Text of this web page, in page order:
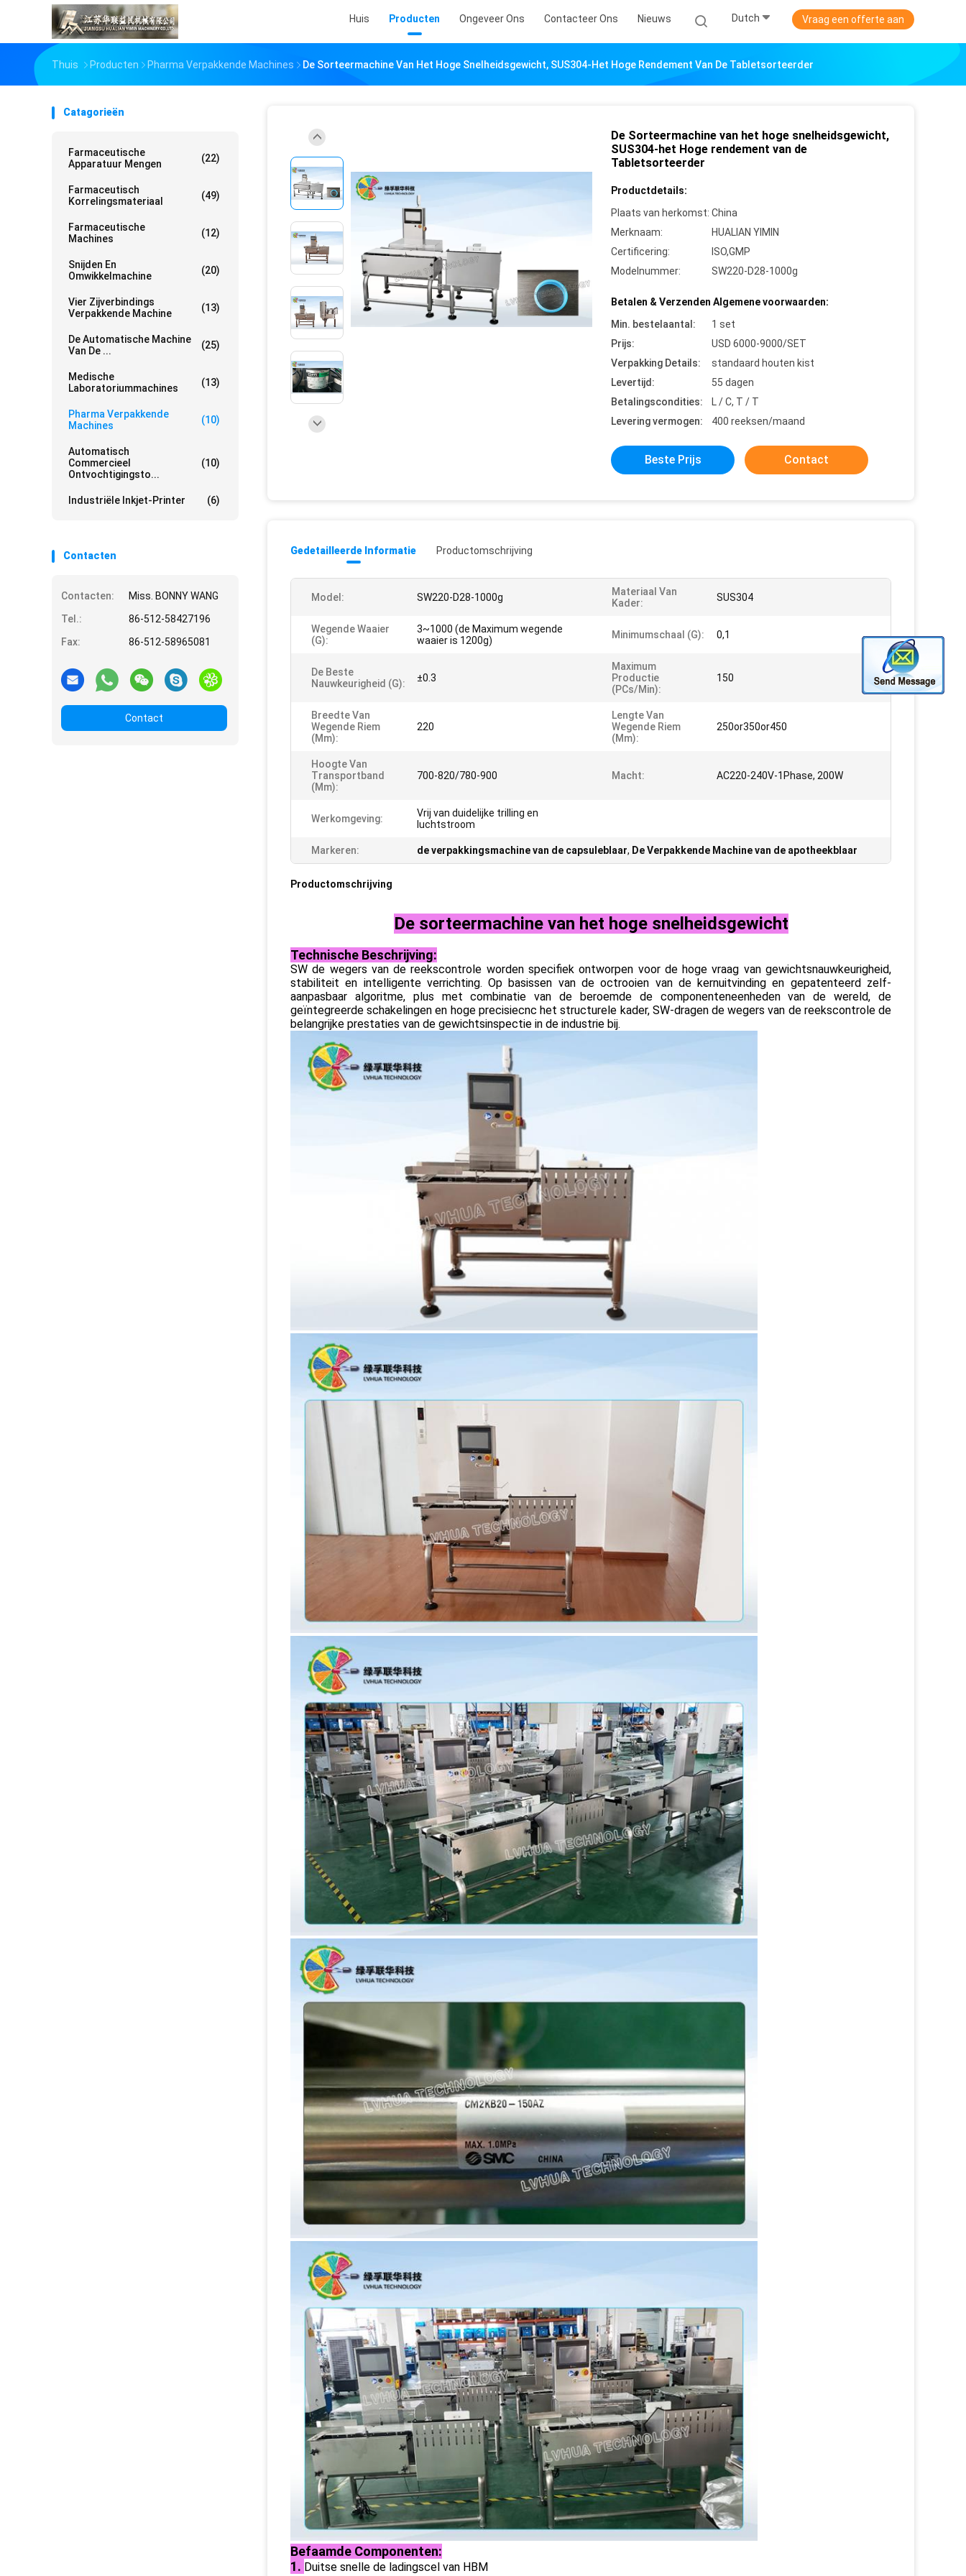
Huis Producten Ongeveer Ons Contacteer Ons Nieuws Dutch Vraag een offerte aan
Thuis Producten Pharma Verpakkende Machines De Sorteermachine Van Het Hoge Snelheidsgewicht, SUS304-Het Hoge Rendement Van De Tabletsorteerder
Catagorieën
Farmaceutische
Apparatuur Mengen
(22)
Farmaceutisch
Korrelingsmateriaal
(49)
Farmaceutische
Machines
(12)
Snijden En
Omwikkelmachine
(20)
Vier Zijverbindings
Verpakkende Machine
(13)
De Automatische Machine
Van De ...
(25)
Medische
Laboratoriummachines
(13)
Pharma Verpakkende
Machines
(10)
Automatisch
Commercieel
Ontvochtigingsto...
(10)
Industriële Inkjet-Printer (6)
Contacten
Contacten:
Miss. BONNY WANG
Tel.:
86-512-58427196
Fax:
86-512-58965081
Contact
De Sorteermachine van het hoge snelheidsgewicht,
SUS304-het Hoge rendement van de
Tabletsorteerder
Productdetails:
Plaats van herkomst: China
Merknaam:
HUALIAN YIMIN
Certificering:
ISO,GMP
Modelnummer:
SW220-D28-1000g
Betalen & Verzenden Algemene voorwaarden:
Min. bestelaantal:
1 set
Prijs:
USD 6000-9000/SET
Verpakking Details:
standaard houten kist
Levertijd:
55 dagen
Betalingscondities:
L / C, T / T
Levering vermogen:
400 reeksen/maand
Beste Prijs Contact
Gedetailleerde Informatie Productomschrijving
Model: SW220-D28-1000g
Materiaal Van
Kader:
SUS304
Wegende Waaier
(G):
3~1000 (de Maximum wegende
waaier is 1200g)
Minimumschaal (G): 0,1
De Beste
Nauwkeurigheid (G):
±0.3
Maximum
Productie
(PCs/min):
150
Breedte Van
Wegende Riem
(mm):
220
Lengte Van
Wegende Riem
(mm):
250or350or450
Hoogte Van
Transportband
(mm):
700-820/780-900 Macht: AC220-240V-1Phase, 200W
Werkomgeving:
Vrij van duidelijke trilling en
luchtstroom
Markeren: de verpakkingsmachine van de capsuleblaar, De Verpakkende Machine van de apotheekblaar
Productomschrijving
De sorteermachine van het hoge snelheidsgewicht
Technische Beschrijving:
SW de wegers van de reekscontrole worden specifiek ontworpen voor de hoge vraag van gewichtsnauwkeurigheid,
stabiliteit en intelligente verrichting. Op basissen van de octrooien van de kernuitvinding en gepatenteerd zelf-
aanpasbaar algoritme, plus met combinatie van de beroemde de componenteneenheden van de wereld, de
geïntegreerde schakelingen en hoge precisiecnc het structurele kader, SW-dragen de wegers van de reekscontrole de
belangrijke prestaties van de gewichtsinspectie in de industrie bij.
Befaamde Componenten:
1. Duitse snelle de ladingscel van HBM